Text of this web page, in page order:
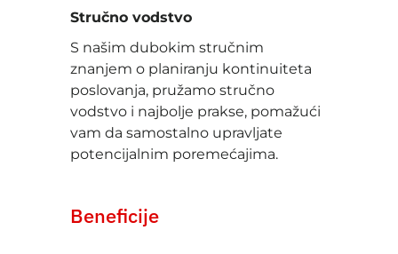
Stručno vodstvo
S našim dubokim stručnim
znanjem o planiranju kontinuiteta
poslovanja, pružamo stručno
vodstvo i najbolje prakse, pomažući
vam da samostalno upravljate
potencijalnim poremećajima.
Beneficije